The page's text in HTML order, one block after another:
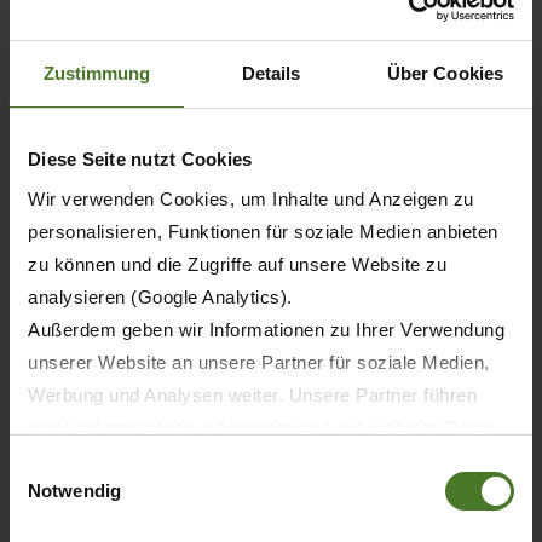
Zustimmung Details Über Cookies
Diese Seite nutzt Cookies
Wir verwenden Cookies, um Inhalte und Anzeigen zu
personalisieren, Funktionen für soziale Medien anbieten
zu können und die Zugriffe auf unsere Website zu
analysieren (Google Analytics).
Außerdem geben wir Informationen zu Ihrer Verwendung
unserer Website an unsere Partner für soziale Medien,
Werbung und Analysen weiter. Unsere Partner führen
sie im Rahmen Ihrer Nutzung der Dienste gesammelt
Notwendig
20.05.2026
30 лет KRONE BiG M — первая в мире